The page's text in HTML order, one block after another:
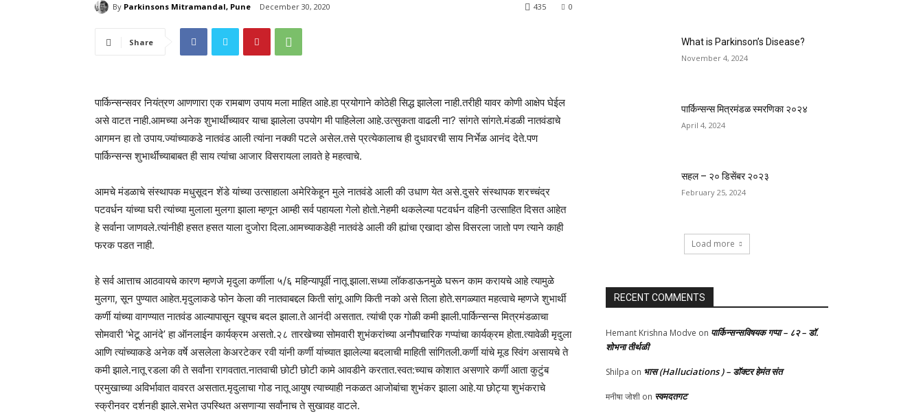
By Parkinsons Mitramandal, Pune December 30, 2020 0
435
Share
पार्किन्सन्सवर नियंत्रण आणणारा एक रामबाण उपाय मला माहित आहे.हा प्रयोगाने कोठेही सिद्ध झालेला नाही.तरीही यावर कोणी आक्षेप घेईल
असे वाटत नाही.आमच्या अनेक शुभार्थींच्यावर याचा झालेला उपयोग मी पाहिलेला आहे.उत्सुकता वाढली ना? सांगते सांगते.मंडळी नातवंडाचे
आगमन हा तो उपाय.ज्यांच्याकडे नातवंड आली त्यांना नक्की पटले असेल.तसे प्रत्येकालाच ही दुधावरची साय निर्भेळ आनंद देते.पण
पार्किन्सन्स शुभार्थींच्याबाबत ही साय त्यांचा आजार विसरायला लावते हे महत्वाचे.
आमचे मंडळाचे संस्थापक मधुसूदन शेंडे यांच्या उत्साहाला अमेरिकेहून मुले नातवंडे आली की उधाण येत असे.दुसरे संस्थापक शरच्चंद्र
पटवर्धन यांच्या घरी त्यांच्या मुलाला मुलगा झाला म्हणून आम्ही सर्व पहायला गेलो होतो.नेहमी थकलेल्या पटवर्धन वहिनी उत्साहित दिसत आहेत
हे सर्वाना जाणवले.त्यांनीही हसत हसत याला दुजोरा दिला.आमच्याकडेही नातवंडे आली की ह्यांचा एखादा डोस विसरला जातो पण त्याने काही
फरक पडत नाही.
हे सर्व आत्ताच आठवायचे कारण म्हणजे मृदुला कर्णीला ५/६ महिन्यापूर्वी नातू झाला.सध्या लॉकडाऊनमुळे घरून काम करायचे आहे त्यामुळे
मुलगा, सून पुण्यात आहेत.मृदुलाकडे फोन केला की नातवाबद्दल किती सांगू आणि किती नको असे तिला होते.सगळ्यात महत्वाचे म्हणजे शुभार्थी
कर्णी यांच्या वागण्यात नातवंड आल्यापासून खूपच बदल झाला.ते आनंदी असतात. त्यांची एक गोळी कमी झाली.पार्किन्सन्स मित्रमंडळाचा
सोमवारी ‘भेटू आनंदे’ हा ऑनलाईन कार्यक्रम असतो.२८ तारखेच्या सोमवारी शुभंकरांच्या अनौपचारिक गप्पांचा कार्यक्रम होता.त्यावेळी मृदुला
आणि त्यांच्याकडे अनेक वर्षे असलेला केअरटेकर रवी यांनी कर्णी यांच्यात झालेल्या बदलाची माहिती सांगितली.कर्णी यांचे मूड स्विंग असायचे ते
कमी झाले.नातू रडला की ते सर्वांना रागवतात.नातवाची छोटी छोटी कामे आवडीने करतात.स्वत:च्याच कोशात असणारे कर्णी आता कुटुंब
प्रमुखाच्या अविर्भावात वावरत असतात.मृदुलाचा गोड नातू आयुष त्याच्याही नकळत आजोबांचा शुभंकर झाला आहे.या छोट्या शुभंकराचे
स्क्रीनवर दर्शनही झाले.सभेत उपस्थित असणाऱ्या सर्वांनाच ते सुखावह वाटले.
What is Parkinson’s Disease?
November 4, 2024
पार्किन्सन्स मित्रमंडळ स्मरणिका २०२४
April 4, 2024
सहल – २० डिसेंबर २०२३
February 25, 2024
Load more
RECENT COMMENTS
Hemant Krishna Modve on पार्किन्सन्सविषयक गप्पा – ८२ – डॉ.
शोभना तीर्थळी
Shilpa on भास (Halluciations ) – डॉक्टर हेमंत संत
मनीषा जोशी on स्वमदतगट